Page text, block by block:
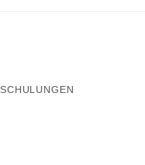
SCHULUNGEN